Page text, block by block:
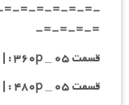
=-=-=-=-=-
=-=-=-=-
قسمت ۰۵ _ ۳۶۰p : | لینک مستقیم |
قسمت ۰۵ _ ۴۸۰p : | لینک مستقیم |